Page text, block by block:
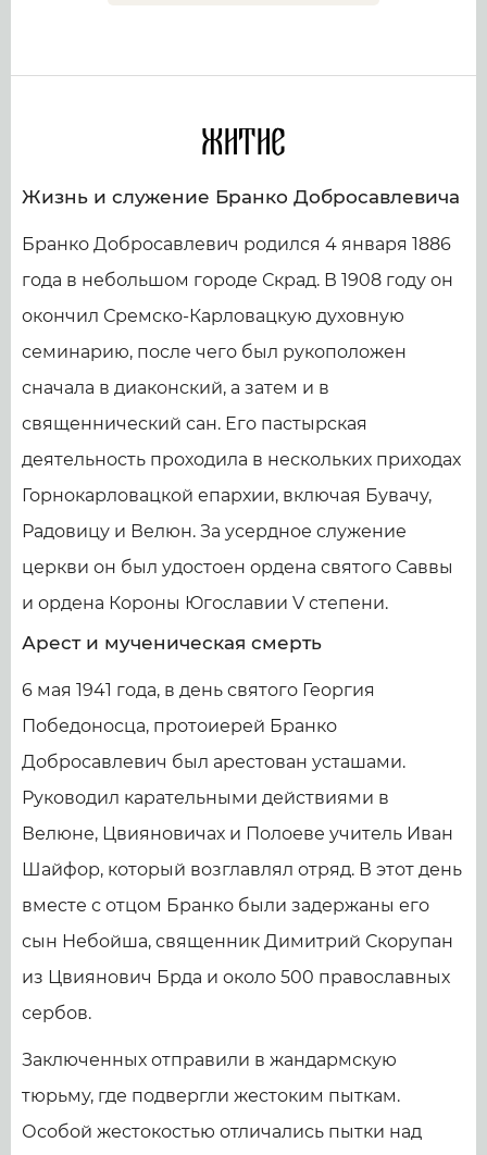
Житие
Жизнь и служение Бранко Добросавлевича
Бранко Добросавлевич родился 4 января 1886
года в небольшом городе Скрад. В 1908 году он
окончил Сремско-Карловацкую духовную
семинарию, после чего был рукоположен
сначала в диаконский, а затем и в
священнический сан. Его пастырская
деятельность проходила в нескольких приходах
Горнокарловацкой епархии, включая Бувачу,
Радовицу и Велюн. За усердное служение
церкви он был удостоен ордена святого Саввы
и ордена Короны Югославии V степени.
Арест и мученическая смерть
6 мая 1941 года, в день святого Георгия
Победоносца, протоиерей Бранко
Добросавлевич был арестован усташами.
Руководил карательными действиями в
Велюне, Цвияновичах и Полоеве учитель Иван
Шайфор, который возглавлял отряд. В этот день
вместе с отцом Бранко были задержаны его
сын Небойша, священник Димитрий Скорупан
из Цвиянович Брда и около 500 православных
сербов.
Заключенных отправили в жандармскую
тюрьму, где подвергли жестоким пыткам.
Особой жестокостью отличались пытки над